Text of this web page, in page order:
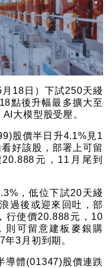
月18日）下試250天綫
點後升幅最多擴大至
大模型股受壓。
股價半日升4.1%見1
好該股，部署上可留
元，11月尾到
，低位下試20天綫
過後或迎來回吐，部
行使價20.888元，10
則可留意建板麥銀購
3月初到期。
導體(01347)股價連跌